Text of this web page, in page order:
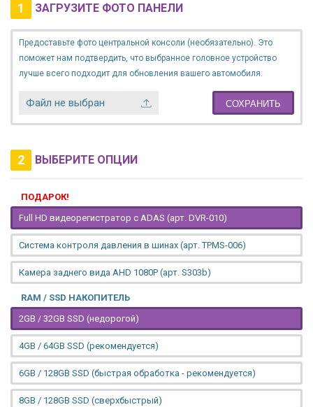
1 ЗАГРУЗИТЕ ФОТО ПАНЕЛИ
Предоставьте фото центральной консоли (необязательно). Это
поможет нам подтвердить, что выбранное головное устройство
лучше всего подходит для обновления вашего автомобиля.
Файл не выбран СОХРАНИТЬ
2 ВЫБЕРИТЕ ОПЦИИ
ПОДАРОК!
Full HD видеорегистратор с ADAS (арт. DVR-010)
Система контроля давления в шинах (арт. TPMS-006)
Камера заднего вида AHD 1080P (арт. S303b)
RAM / SSD НАКОПИТЕЛЬ
2GB / 32GB SSD (недорогой)
4GB / 64GB SSD (рекомендуется)
6GB / 128GB SSD (быстрая обработка - рекомендуется)
8GB / 128GB SSD (сверхбыстрый)